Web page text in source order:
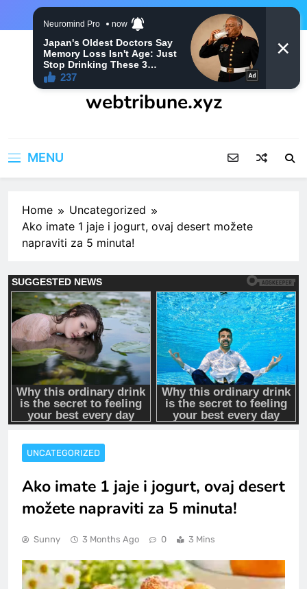
webtribune.xyz
MENU
Home
Uncategorized
Ako imate 1 jaje i jogurt, ovaj desert možete
napraviti za 5 minuta!
UNCATEGORIZED
Ako imate 1 jaje i jogurt, ovaj desert
možete napraviti za 5 minuta!
Sunny 3 Months Ago 0 3 Mins